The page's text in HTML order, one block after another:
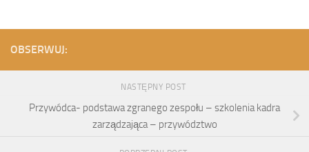
OBSERWUJ:
NASTĘPNY POST
Przywódca- podstawa zgranego zespołu – szkolenia kadra
zarządzająca – przywództwo